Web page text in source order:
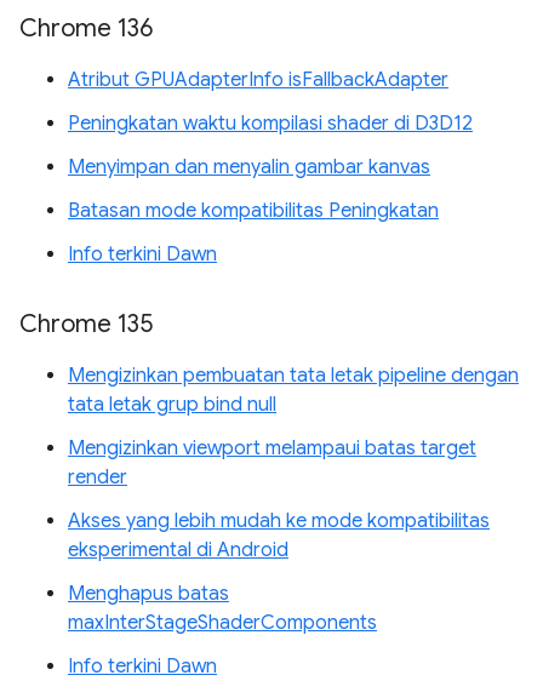
Chrome 136
Atribut GPUAdapterInfo isFallbackAdapter
Peningkatan waktu kompilasi shader di D3D12
Menyimpan dan menyalin gambar kanvas
Batasan mode kompatibilitas Peningkatan
Info terkini Dawn
Chrome 135
Mengizinkan pembuatan tata letak pipeline dengan
tata letak grup bind null
Mengizinkan viewport melampaui batas target
render
Akses yang lebih mudah ke mode kompatibilitas
eksperimental di Android
Menghapus batas
maxInterStageShaderComponents
Info terkini Dawn